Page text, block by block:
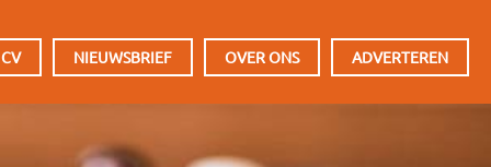
NIEUWSBRIEF OVER ONS ADVERTEREN